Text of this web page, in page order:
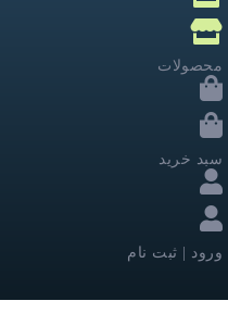
محصولات
سبد خرید
ورود | ثبت نام